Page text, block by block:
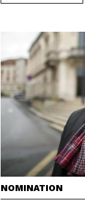
NOMINATION